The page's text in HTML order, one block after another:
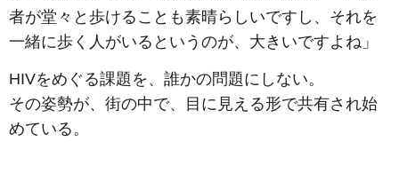
者が堂々と歩けることも素晴らしいですし、それを
一緒に歩く人がいるというのが、大きいですよね」
HIVをめぐる課題を、誰かの問題にしない。
その姿勢が、街の中で、目に見える形で共有され始
めている。